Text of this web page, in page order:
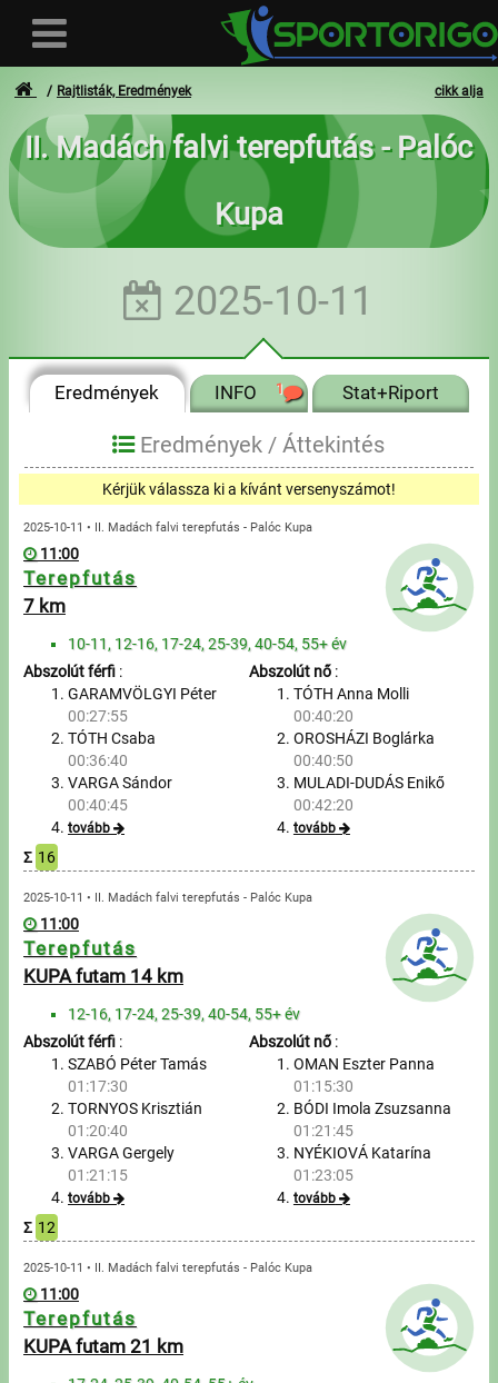
Felhasználó
Bejelentkezés
- - -
Számlák
Adatvédelem
Üzenetek
Sportolók
Sportoló keresés
Nevezés
Sportágak
Futás
Kerékpározás
Multisportok
Úszás
Evezés
Hírek
Útmutató
GY.I.K.
Időmérés
cikk alja
Rajtlisták, Eredmények
II. Madách falvi terepfutás - Palóc
Kupa
2025-10-11
Eredmények INFO 1 Stat+Riport
Eredmények / Áttekintés
Kérjük válassza ki a kívánt versenyszámot!
2025-10-11 • II. Madách falvi terepfutás - Palóc Kupa
11:00
Terepfutás
7 km
10-11, 12-16, 17-24, 25-39, 40-54, 55+ év
Abszolút férfi :
GARAMVÖLGYI Péter
00:27:55
TÓTH Csaba
00:36:40
VARGA Sándor
00:40:45
tovább
Abszolút nő:
TÓTH Anna Molli
00:40:20
OROSHÁZI Boglárka
00:40:50
MULADI-DUDÁS Enikő
00:42:20
tovább
Σ 16
2025-10-11 • II. Madách falvi terepfutás - Palóc Kupa
11:00
Terepfutás
KUPA futam 14 km
12-16, 17-24, 25-39, 40-54, 55+ év
Abszolút férfi :
SZABÓ Péter Tamás
01:17:30
TORNYOS Krisztián
01:20:40
VARGA Gergely
01:21:15
tovább
Abszolút nő:
OMAN Eszter Panna
01:15:30
BÓDI Imola Zsuzsanna
01:21:45
NYÉKIOVÁ Katarína
01:23:05
tovább
Σ 12
2025-10-11 • II. Madách falvi terepfutás - Palóc Kupa
11:00
Terepfutás
KUPA futam 21 km